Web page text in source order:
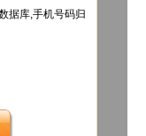
据库,手机号码归